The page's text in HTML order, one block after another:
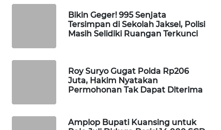
Bikin Geger! 995 Senjata
Tersimpan di Sekolah Jaksel, Polisi
Masih Selidiki Ruangan Terkunci
Roy Suryo Gugat Polda Rp206
Juta, Hakim Nyatakan
Permohonan Tak Dapat Diterima
Amplop Bupati Kuansing untuk
SELEB
WAHANA
HEALTH